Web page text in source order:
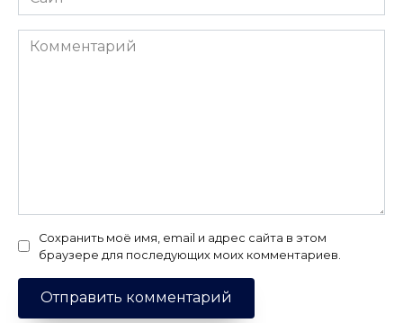
Комментарий
Сохранить моё имя, email и адрес сайта в этом
браузере для последующих моих комментариев.